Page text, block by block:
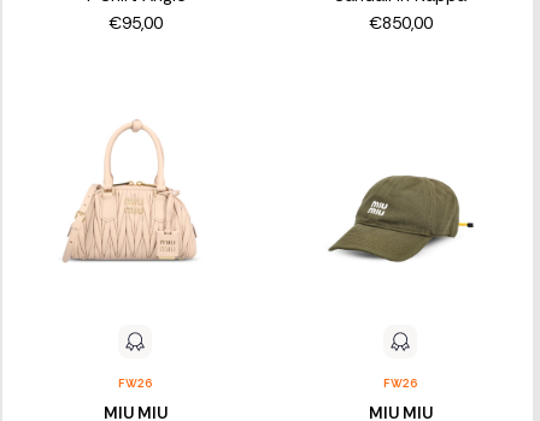
€95,00
€850,00
FW26
MIU MIU
FW26
MIU MIU